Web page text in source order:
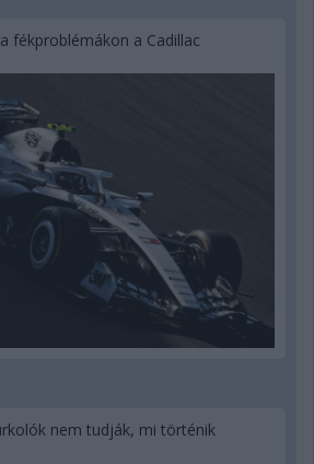
fékproblémákon a Cadillac
nem tudják, mi történik